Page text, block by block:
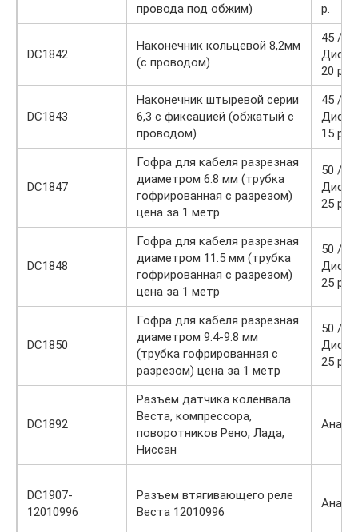
провода под обжим)
р.
DC1842
Наконечник кольцевой 8,2мм
(с проводом)
45 /
20 р.
DC1843
Наконечник штыревой серии
6,3 с фиксацией (обжатый с
проводом)
45 /
15 р.
DC1847
Гофра для кабеля разрезная
диаметром 6.8 мм (трубка
гофрированная с разрезом)
цена за 1 метр
50 /
25 р.
DC1848
Гофра для кабеля разрезная
диаметром 11.5 мм (трубка
гофрированная с разрезом)
цена за 1 метр
50 /
25 р.
DC1850
Гофра для кабеля разрезная
диаметром 9.4-9.8 мм
(трубка гофрированная с
разрезом) цена за 1 метр
50 /
25 р.
DC1892
Разъем датчика коленвала
Веста, компрессора,
поворотников Рено, Лада,
Ниссан
DC1907-
12010996
Разъем втягивающего реле
Веста 12010996